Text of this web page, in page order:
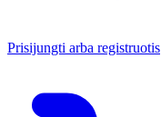
Prisijungti arba registruotis